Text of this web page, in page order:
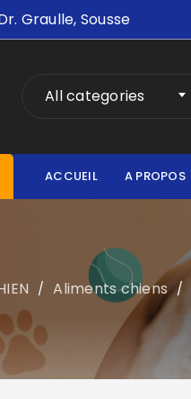
Graulle, Sousse
All categories
ACCUEIL A PROPOS
/ Aliments chiens /